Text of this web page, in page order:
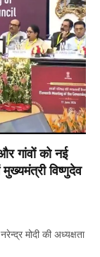
गांवों को नई
विष्णुदेव
मोदी की अध्यक्षता